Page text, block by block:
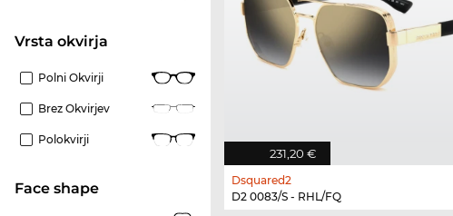
Vrsta okvirja
Polni Okvirji
Brez Okvirjev
Polokvirji
Face shape
231,20 €
Dsquared2
D2 0083/S - RHL/FQ